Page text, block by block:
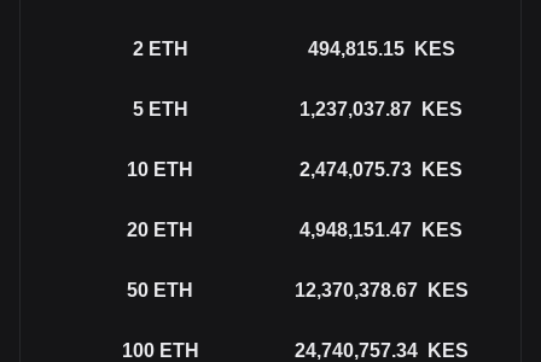
2 ETH 494,815.15 KES
5 ETH 1,237,037.87 KES
10 ETH 2,474,075.73 KES
20 ETH 4,948,151.47 KES
50 ETH 12,370,378.67 KES
100 ETH 24,740,757.34 KES